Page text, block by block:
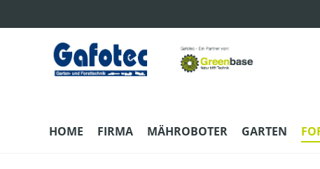
HOME FIRMA MÄHROBOTER GARTEN